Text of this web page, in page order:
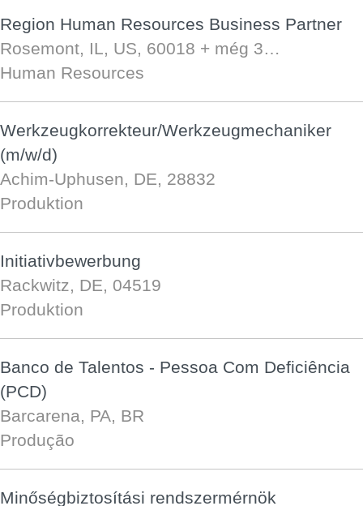
Region Human Resources Business Partner
Rosemont, IL, US, 60018 + még 3…
Human Resources
Werkzeugkorrekteur/Werkzeugmechaniker
(m/w/d)
Achim-Uphusen, DE, 28832
Produktion
Initiativbewerbung
Rackwitz, DE, 04519
Produktion
Banco de Talentos - Pessoa Com Deficiência
(PCD)
Barcarena, PA, BR
Produção
Minőségbiztosítási rendszermérnök